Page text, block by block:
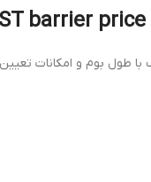
با طول بوم و امکانات